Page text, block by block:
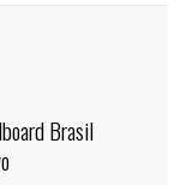
Brasil